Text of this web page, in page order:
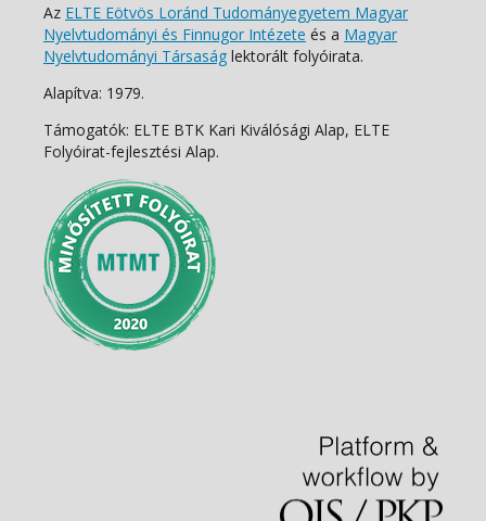
Az ELTE Eötvös Loránd Tudományegyetem Magyar
Nyelvtudományi és Finnugor Intézete és a Magyar
Nyelvtudományi Társaság lektorált folyóirata.
Alapítva: 1979.
Támogatók: ELTE BTK Kari Kiválósági Alap, ELTE
Folyóirat-fejlesztési Alap.